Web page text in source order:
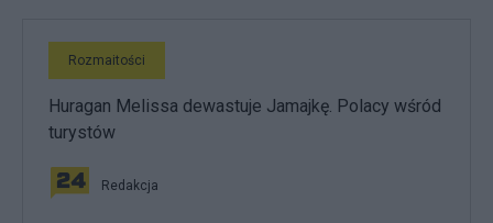
Rozmaitości
Huragan Melissa dewastuje Jamajkę. Polacy wśród
turystów
Redakcja